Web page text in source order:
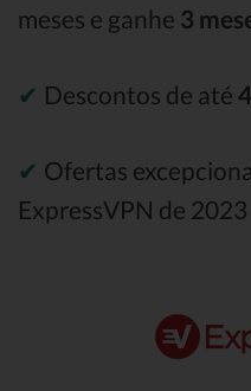
meses e ganhe 3
✔ Descontos de até
✔ Ofertas
ExpressVPN de 2023